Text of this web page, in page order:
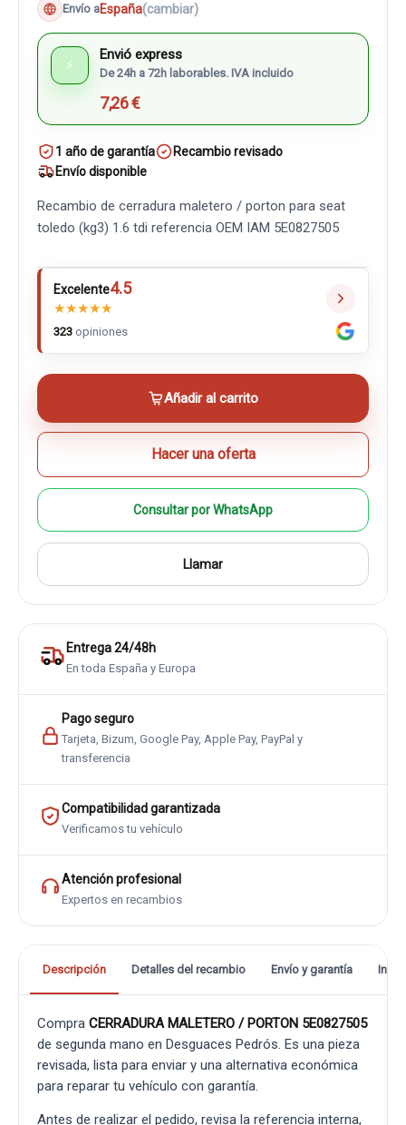
Envío aEspaña(cambiar)
⚡
Envió express
De 24h a 72h laborables. IVA incluido
7,26 €
1 año de garantía
Recambio revisado
Envío disponible
Recambio de cerradura maletero / porton para seat
toledo (kg3) 1.6 tdi referencia OEM IAM 5E0827505
Excelente4.5
★★★★★
323 opiniones
Añadir al carrito
Hacer una oferta
Consultar por WhatsApp
Llamar
Entrega 24/48h
En toda España y Europa
Pago seguro
Tarjeta, Bizum, Google Pay, Apple Pay, PayPal y
transferencia
Compatibilidad garantizada
Verificamos tu vehículo
Atención profesional
Expertos en recambios
Descripción Detalles del recambio Envío y garantía
Compra CERRADURA MALETERO / PORTON 5E0827505
de segunda mano en Desguaces Pedrós. Es una pieza
revisada, lista para enviar y una alternativa económica
para reparar tu vehículo con garantía.
Antes de realizar el pedido, revisa la referencia interna,